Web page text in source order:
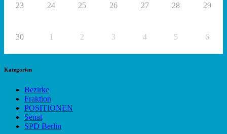
23 24 25 26 27 28 29
30 1 2 3 4 5 6
Kategorien
Bezirke
Fraktion
POSITIONEN
Senat
SPD Berlin